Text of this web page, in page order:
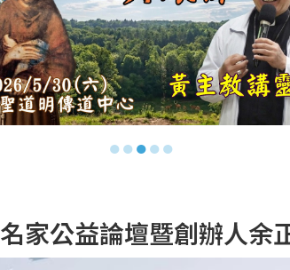
●●●●●
家公益論壇暨創辦人余